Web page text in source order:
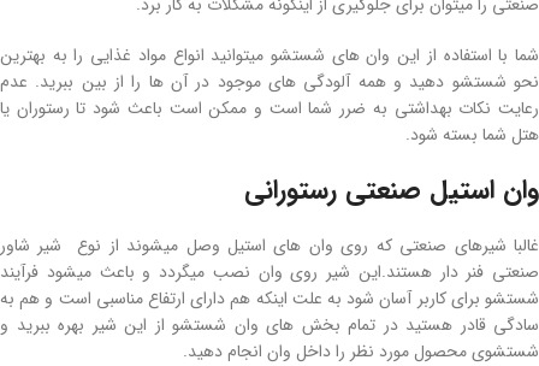
شما با استفاده از این وان های شستشو میتوانید انواع مواد غذایی را به بهترین
نحو شستشو دهید و همه آلودگی های موجود در آن ها را از بین ببرید. عدم
رعایت نکات بهداشتی به ضرر شما است و ممکن است باعث شود تا رستوران یا
هتل شما بسته شود.
وان استیل صنعتی رستورانی
غالبا شیرهای صنعتی که روی وان های استیل وصل میشوند از نوع شیر شاور
صنعتی فنر دار هستند.این شیر روی وان نصب میگردد و باعث میشود فرآیند
شستشو برای کاربر آسان شود به علت اینکه هم دارای ارتفاع مناسبی است و هم به
سادگی قادر هستید در تمام بخش های وان شستشو از این شیر بهره ببرید و
شستشوی محصول مورد نظر را داخل وان انجام دهید.